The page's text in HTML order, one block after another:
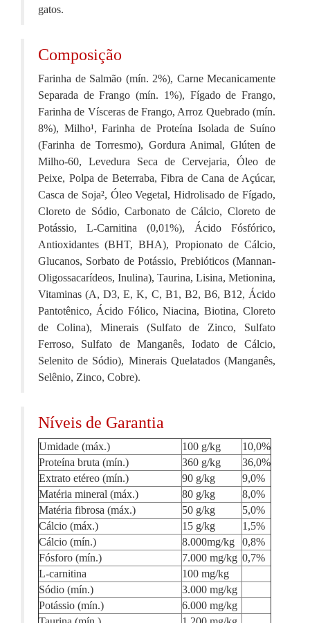
gatos.
Composição
Farinha de Salmão (mín. 2%), Carne Mecanicamente
Separada de Frango (mín. 1%), Fígado de Frango,
Farinha de Vísceras de Frango, Arroz Quebrado (mín.
8%), Milho¹, Farinha de Proteína Isolada de Suíno
(Farinha de Torresmo), Gordura Animal, Glúten de
Milho-60, Levedura Seca de Cervejaria, Óleo de
Peixe, Polpa de Beterraba, Fibra de Cana de Açúcar,
Casca de Soja², Óleo Vegetal, Hidrolisado de Fígado,
Cloreto de Sódio, Carbonato de Cálcio, Cloreto de
Potássio, L-Carnitina (0,01%), Ácido Fósfórico,
Antioxidantes (BHT, BHA), Propionato de Cálcio,
Glucanos, Sorbato de Potássio, Prebióticos (Mannan-
Oligossacarídeos, Inulina), Taurina, Lisina, Metionina,
Vitaminas (A, D3, E, K, C, B1, B2, B6, B12, Ácido
Pantotênico, Ácido Fólico, Niacina, Biotina, Cloreto
de Colina), Minerais (Sulfato de Zinco, Sulfato
Ferroso, Sulfato de Manganês, Iodato de Cálcio,
Selenito de Sódio), Minerais Quelatados (Manganês,
Selênio, Zinco, Cobre).
Níveis de Garantia
Umidade (máx.) 100 g/kg
10,0%
Proteína bruta (mín.)
360 g/kg
36,0%
Extrato etéreo (mín.)
90 g/kg
9,0%
Matéria mineral (máx.)
80 g/kg
8,0%
Matéria fibrosa (máx.)
50 g/kg
5,0%
Cálcio (máx.)
15 g/kg
1,5%
Cálcio (mín.)
8.000mg/kg
0,8%
Fósforo (mín.)
7.000 mg/kg 0,7%
L-carnitina
100 mg/kg
Sódio (mín.)
3.000 mg/kg
Potássio (mín.)
6.000 mg/kg